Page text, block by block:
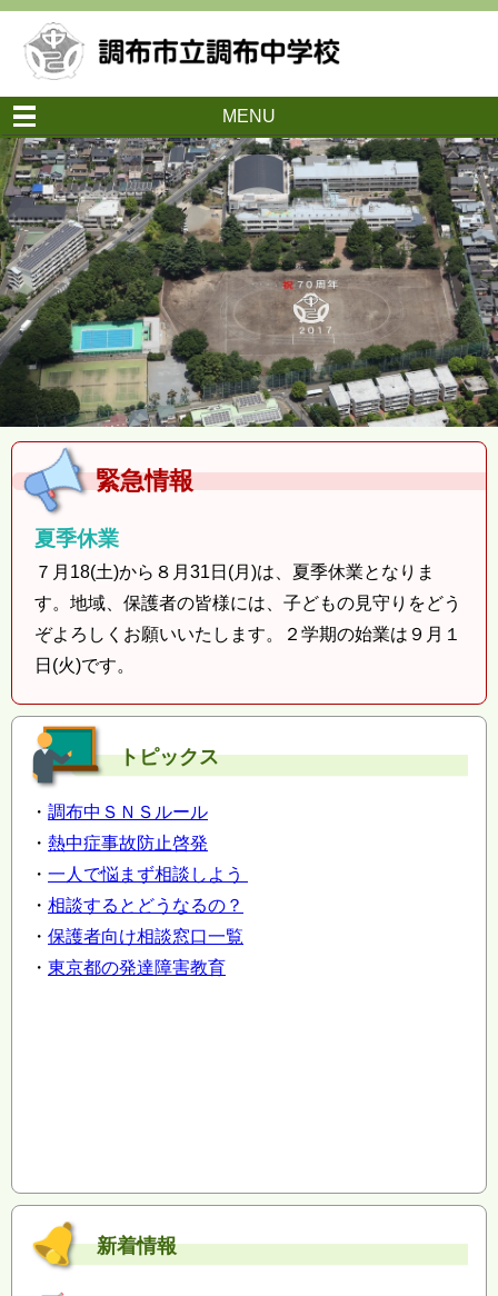
MENU
緊急情報
夏季休業
７月18(土)から８月31日(月)は、夏季休業となりま
す。地域、保護者の皆様には、子どもの見守りをどう
ぞよろしくお願いいたします。２学期の始業は９月１
日(火)です。
トピックス
・ 調布中ＳＮＳルール
・ 熱中症事故防止啓発
・ 一人で悩まず相談しよう
・ 相談するとどうなるの？
・ 保護者向け相談窓口一覧
・ 東京都の発達障害教育
新着情報